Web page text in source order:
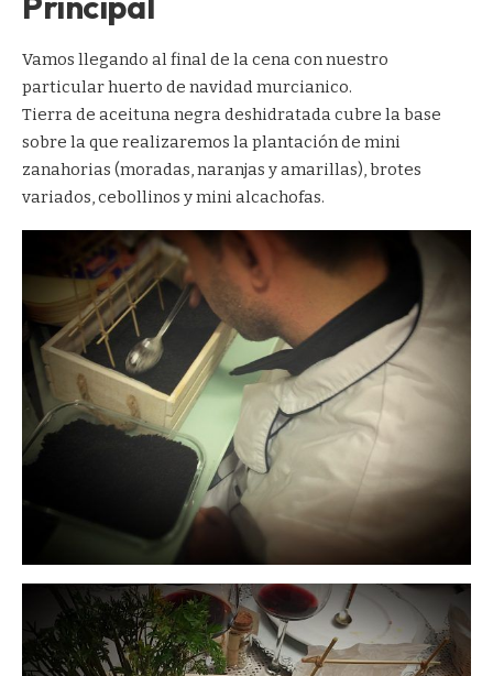
Vamos llegando al final de la cena con nuestro
particular huerto de navidad murcianico.
Tierra de aceituna negra deshidratada cubre la base
sobre la que realizaremos la plantación de mini
zanahorias (moradas, naranjas y amarillas), brotes
variados, cebollinos y mini alcachofas.